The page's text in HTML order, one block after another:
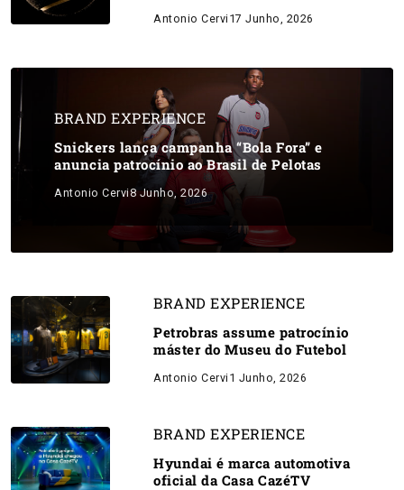
Antonio Cervi 17 Junho, 2026
BRAND EXPERIENCE
Snickers lança campanha “Bola Fora” e
anuncia patrocínio ao Brasil de Pelotas
Antonio Cervi8 Junho, 2026
BRAND EXPERIENCE
Petrobras assume patrocínio
máster do Museu do Futebol
Antonio Cervi 1 Junho, 2026
BRAND EXPERIENCE
Hyundai é marca automotiva
oficial da Casa CazéTV